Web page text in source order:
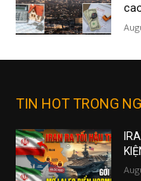
TIN HOT TRONG